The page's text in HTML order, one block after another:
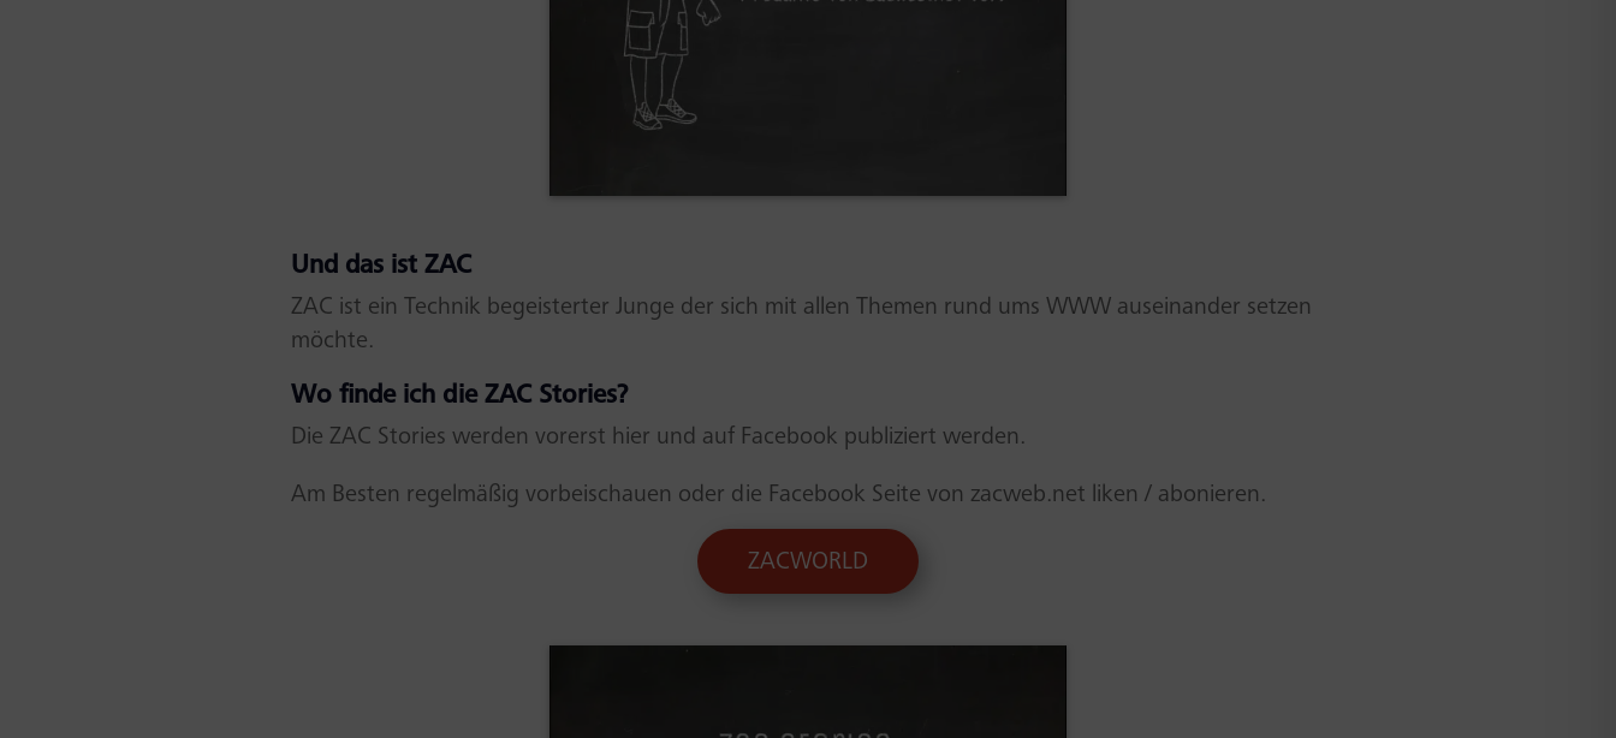
Und das ist ZAC
ZAC ist ein Technik begeisterter Junge der sich mit allen Themen rund ums WWW auseinander setzen
möchte.
Wo finde ich die ZAC Stories?
Die ZAC Stories werden vorerst hier und auf Facebook publiziert werden.
Am Besten regelmäßig vorbeischauen oder die Facebook Seite von zacweb.net liken / abonieren.
ZACWORLD